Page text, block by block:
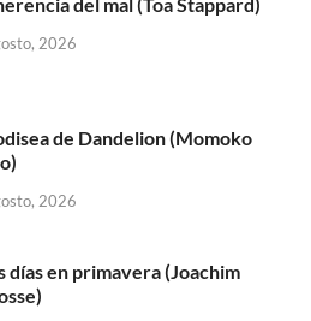
2026
de Dandelion (Momoko
2026
días en primavera (Joachim